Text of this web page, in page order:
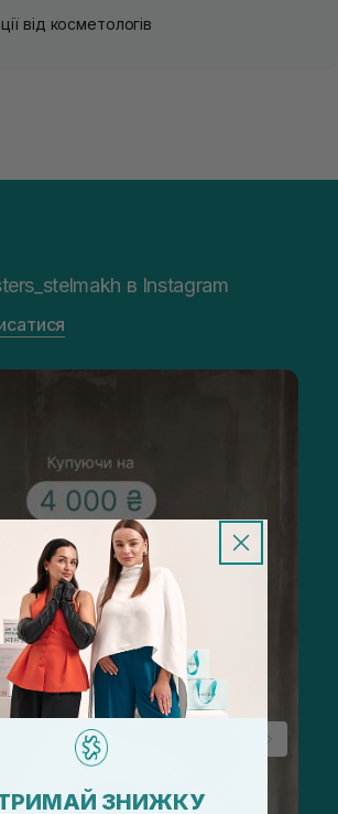
від косметологів
в Instagram
ЗНИЖКУ